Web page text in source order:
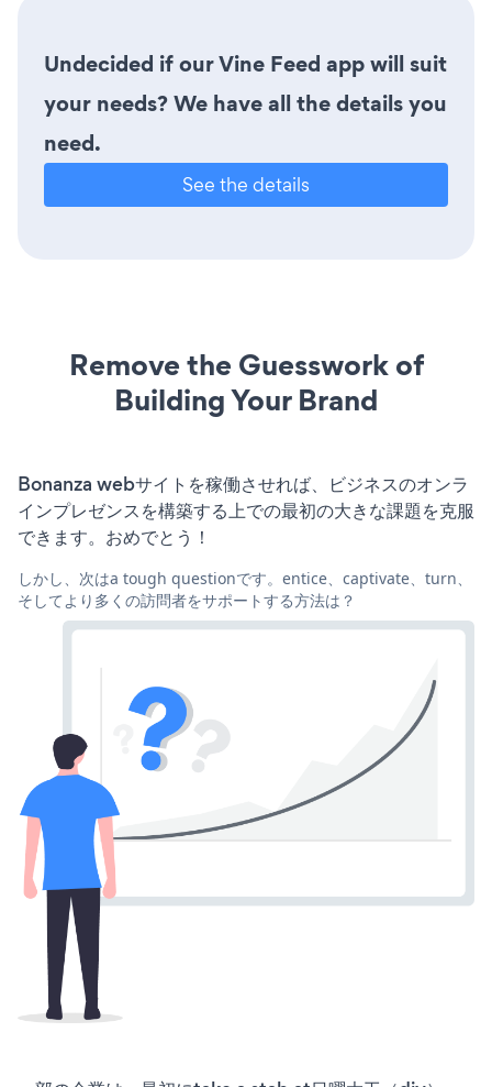
Undecided if our Vine Feed app will suit
your needs? We have all the details you
need.
See the details
Remove the Guesswork of
Building Your Brand
Bonanza webサイトを稼働させれば、ビジネスのオンラ
インプレゼンスを構築する上での最初の大きな課題を克服
できます。おめでとう！
しかし、次はa tough questionです。entice、captivate、turn、
そしてより多くの訪問者をサポートする方法は？